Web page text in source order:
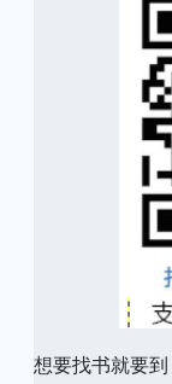
想要找书就要到